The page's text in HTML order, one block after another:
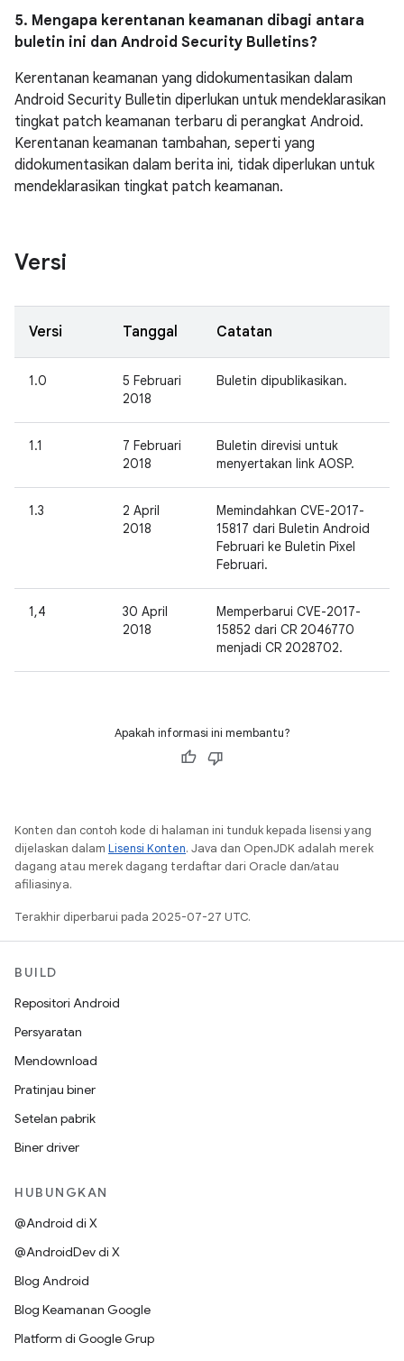
5. Mengapa kerentanan keamanan dibagi antara
buletin ini dan Android Security Bulletins?
Kerentanan keamanan yang didokumentasikan dalam
Android Security Bulletin diperlukan untuk mendeklarasikan
tingkat patch keamanan terbaru di perangkat Android.
Kerentanan keamanan tambahan, seperti yang
didokumentasikan dalam berita ini, tidak diperlukan untuk
mendeklarasikan tingkat patch keamanan.
Versi
Versi Tanggal Catatan
1.0
5 Februari
2018
Buletin dipublikasikan.
1.1
7 Februari
2018
Buletin direvisi untuk
menyertakan link AOSP.
1.3
2 April
2018
Memindahkan CVE-2017-
15817 dari Buletin Android
Februari ke Buletin Pixel
Februari.
1,4
30 April
2018
Memperbarui CVE-2017-
15852 dari CR 2046770
menjadi CR 2028702.
Apakah informasi ini membantu?
Konten dan contoh kode di halaman ini tunduk kepada lisensi yang
dijelaskan dalam Lisensi Konten. Java dan OpenJDK adalah merek
dagang atau merek dagang terdaftar dari Oracle dan/atau
afiliasinya.
Terakhir diperbarui pada 2025-07-27 UTC.
BUILD
Repositori Android
Persyaratan
Mendownload
Pratinjau biner
Setelan pabrik
Biner driver
HUBUNGKAN
@Android di X
@AndroidDev di X
Blog Android
Blog Keamanan Google
Platform di Google Grup